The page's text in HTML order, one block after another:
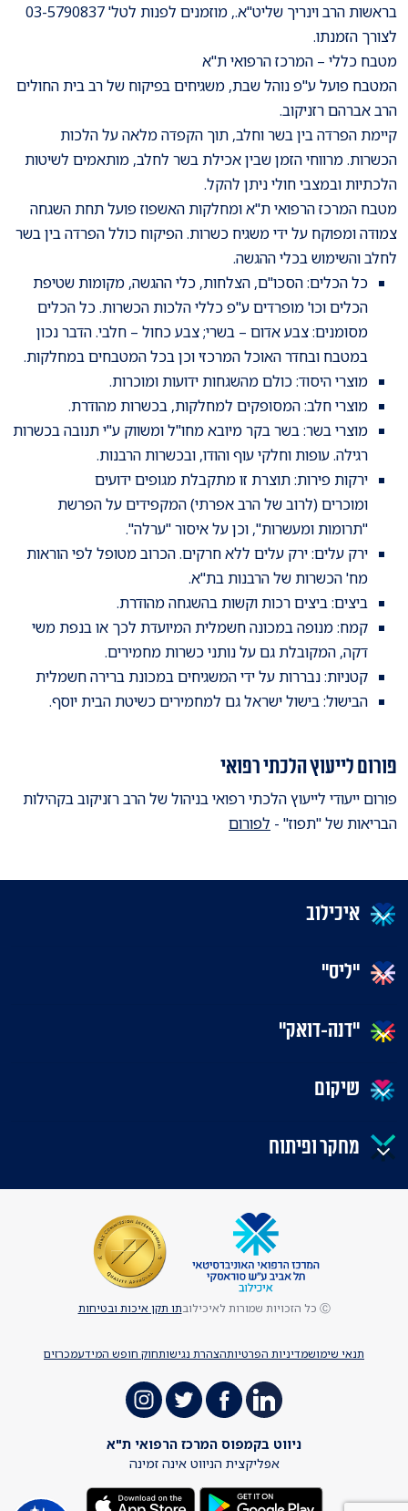
בראשות הרב וינריך שליט"א., מוזמנים לפנות לטל' 03-5790837
לצורך הזמנתו.
מטבח כללי – המרכז הרפואי ת"א
המטבח פועל ע''פ נוהל שבת, משגיחים בפיקוח של רב בית החולים
הרב אברהם רזניקוב.
קיימת הפרדה בין בשר וחלב, תוך הקפדה מלאה על הלכות
הכשרות. מרווחי הזמן שבין אכילת בשר לחלב, מותאמים לשיטות
הלכתיות ובמצבי חולי ניתן להקל.
מטבח המרכז הרפואי ת"א ומחלקות האשפוז פועל תחת השגחה
צמודה ומפוקח על ידי משגיח כשרות. הפיקוח כולל הפרדה בין בשר
לחלב והשימוש בכלי ההגשה.
כל הכלים: הסכו"ם, הצלחות, כלי ההגשה, מקומות שטיפת
הכלים וכו' מופרדים ע"פ כללי הלכות הכשרות. כל הכלים
מסומנים: צבע אדום – בשרי; צבע כחול – חלבי. הדבר נכון
במטבח ובחדר האוכל המרכזי וכן בכל המטבחים במחלקות.
מוצרי היסוד: כולם מהשגחות ידועות ומוכרות.
מוצרי חלב: המסופקים למחלקות, בכשרות מהודרת.
מוצרי בשר: בשר בקר מיובא מחו"ל ומשווק ע"י תנובה בכשרות
רגילה. עופות וחלקי עוף והודו, ובכשרות הרבנות.
ירקות פירות: תוצרת זו מתקבלת מגופים ידועים
ומוכרים (לרוב של הרב אפרתי) המקפידים על הפרשת
"תרומות ומעשרות", וכן על איסור "ערלה".
ירק עלים: ירק עלים ללא חרקים. הכרוב מטופל לפי הוראות
מח' הכשרות של הרבנות בת"א.
ביצים: ביצים רכות וקשות בהשגחה מהודרת.
קמח: מנופה במכונה חשמלית המיועדת לכך או בנפת משי
דקה, המקובלת גם על נותני כשרות מחמירים.
קטניות: נבררות על ידי המשגיחים במכונת ברירה חשמלית
הבישול: בישול ישראל גם למחמירים כשיטת הבית יוסף.
פורום לייעוץ הלכתי רפואי
פורום ייעודי לייעוץ הלכתי רפואי בניהול של הרב רזניקוב בקהילות
הבריאות של "תפוז" - לפורום
איכילוב
"ליס"
"דנה-דואק"
שיקום
מחקר ופיתוח
תנאי שימושמדיניות הפרטיותהצהרת נגישותחוק חופש המידעמכרזים
Ⓒ כל הזכויות שמורות לאיכילוב תו תקן איכות ובטיחות
ניווט בקמפוס המרכז הרפואי ת"א
אפליקצית הניווט אינה זמינה